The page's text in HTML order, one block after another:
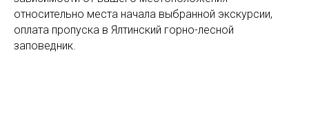
относительно места начала выбранной экскурсии,
оплата пропуска в Ялтинский горно-лесной
заповедник.